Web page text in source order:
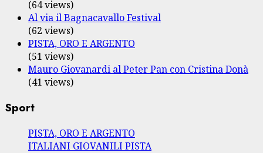
(64 views)
Al via il Bagnacavallo Festival
(62 views)
PISTA, ORO E ARGENTO
(51 views)
Mauro Giovanardi al Peter Pan con Cristina Donà
(41 views)
Sport
PISTA, ORO E ARGENTO
ITALIANI GIOVANILI PISTA